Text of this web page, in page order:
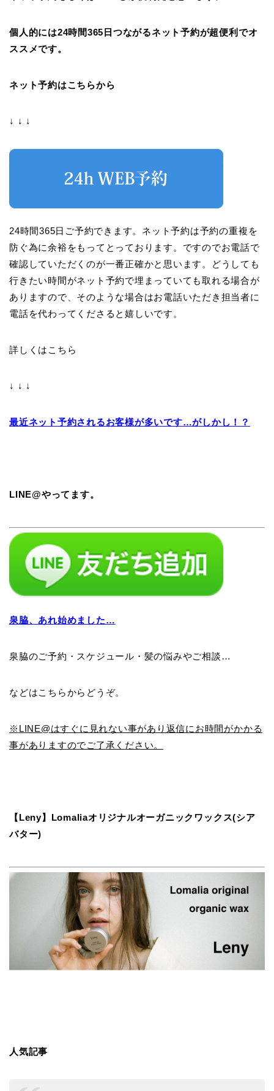
個人的には24時間365日つながるネット予約が超便利でオ
ススメです。
ネット予約はこちらから
↓ ↓ ↓
24時間365日ご予約できます。ネット予約は予約の重複を
防ぐ為に余裕をもってとっております。ですのでお電話で
確認していただくのが一番正確かと思います。どうしても
行きたい時間がネット予約で埋まっていても取れる場合が
ありますので、そのような場合はお電話いただき担当者に
電話を代わってくださると嬉しいです。
詳しくはこちら
↓ ↓ ↓
最近ネット予約されるお客様が多いです…がしかし！？
LINE@やってます。
泉脇、あれ始めました…
泉脇のご予約・スケジュール・髪の悩みやご相談…
などはこちらからどうぞ。
※ LINE@はすぐに見れない事があり返信にお時間がかかる
事がありますのでご了承ください。
【Leny】Lomaliaオリジナルオーガニックワックス(シア
バター)
人気記事